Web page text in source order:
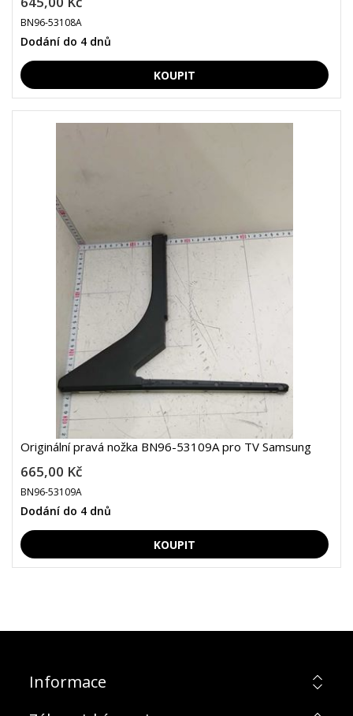
BN96-53108A
Dodání do 4 dnů
Originální pravá nožka BN96-53109A pro TV Samsung
665,00 Kč
BN96-53109A
Dodání do 4 dnů
Informace